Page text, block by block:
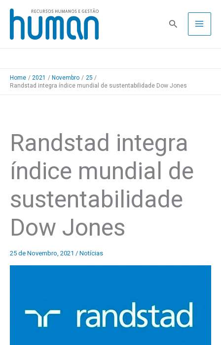
Skip
content
Pesquisa
Home 2021 Novembro
25
Randstad integra índice mundial de sustentabilidade Dow Jones
Randstad integra
índice mundial de
sustentabilidade
Dow Jones
25 de Novembro, 2021 / Notícias